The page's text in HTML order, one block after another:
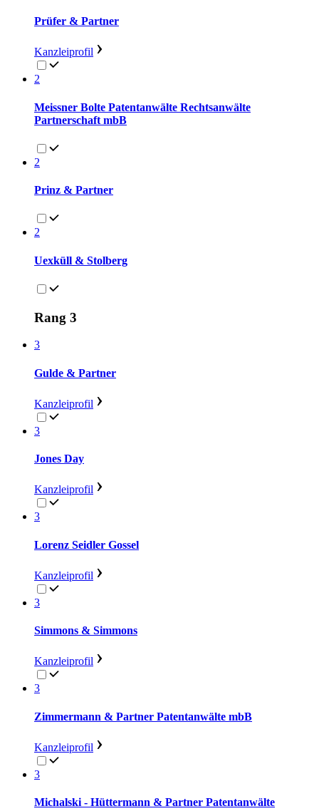
Prüfer & Partner
Kanzleiprofil
2
Meissner Bolte Patentanwälte Rechtsanwälte
Partnerschaft mbB
2
Prinz & Partner
2
Uexküll & Stolberg
Rang 3
3
Gulde & Partner
Kanzleiprofil
3
Jones Day
Kanzleiprofil
3
Lorenz Seidler Gossel
Kanzleiprofil
3
Simmons & Simmons
Kanzleiprofil
3
Zimmermann & Partner Patentanwälte mbB
Kanzleiprofil
3
Michalski - Hüttermann & Partner Patentanwälte